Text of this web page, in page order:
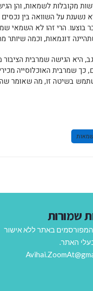
מקובלות לשמאות, והן
נשענת על השוואה בין
בוצעו. הרי זהו לא השמאי
דוגמאות, וכמה שיותר
היא הגישה שמרבית הציבור
כך שמרבית האוכלוסייה
בשיטה זו, מה שאומר
שמאות
שמורות
באתר ללא אישור
האתר.